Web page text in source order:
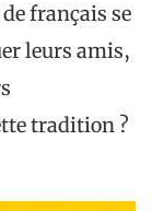
français se
leurs amis,
tradition ?